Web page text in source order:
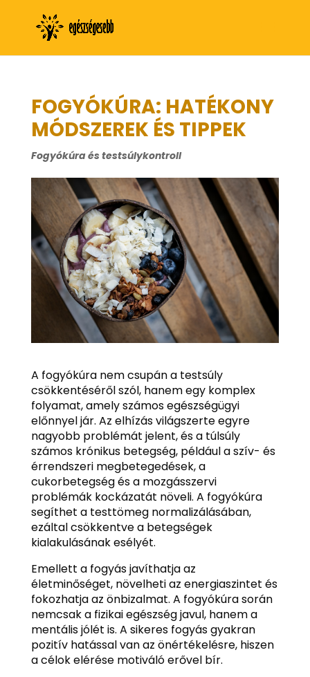
FOGYÓKÚRA: HATÉKONY
MÓDSZEREK ÉS TIPPEK
Fogyókúra és testsúlykontroll
A fogyókúra nem csupán a testsúly
csökkentéséről szól, hanem egy komplex
folyamat, amely számos egészségügyi
előnnyel jár. Az elhízás világszerte egyre
nagyobb problémát jelent, és a túlsúly
számos krónikus betegség, például a szív- és
érrendszeri megbetegedések, a
cukorbetegség és a mozgásszervi
problémák kockázatát növeli. A fogyókúra
segíthet a testtömeg normalizálásában,
ezáltal csökkentve a betegségek
kialakulásának esélyét.
Emellett a fogyás javíthatja az
életminőséget, növelheti az energiaszintet és
fokozhatja az önbizalmat. A fogyókúra során
nemcsak a fizikai egészség javul, hanem a
mentális jólét is. A sikeres fogyás gyakran
pozitív hatással van az önértékelésre, hiszen
a célok elérése motiváló erővel bír.